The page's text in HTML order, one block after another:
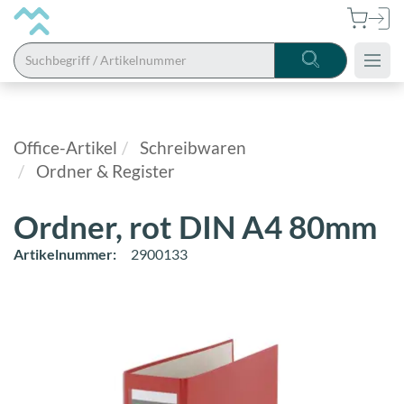
Bistro
Hygiene
&
Office-Artikel
Schreibwaren
Ordner & Register
Ordner, rot DIN A4 80mm
Artikelnummer: 2900133